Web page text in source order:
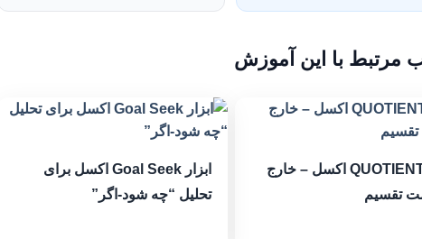
مرتبط با این آموزش
تابع QUOTIENT اکسل – خارج
تقسیم
ابزار Goal Seek اکسل برای
تحلیل “چه شود-اگر”